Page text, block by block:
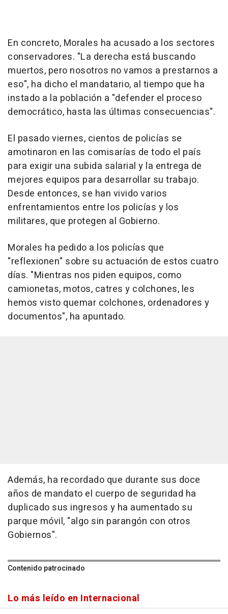
En concreto, Morales ha acusado a los sectores
conservadores. "La derecha está buscando
muertos, pero nosotros no vamos a prestarnos a
eso", ha dicho el mandatario, al tiempo que ha
instado a la población a "defender el proceso
democrático, hasta las últimas consecuencias".
El pasado viernes, cientos de policías se
amotinaron en las comisarías de todo el país
para exigir una subida salarial y la entrega de
mejores equipos para desarrollar su trabajo.
Desde entonces, se han vivido varios
enfrentamientos entre los policías y los
militares, que protegen al Gobierno.
Morales ha pedido a los policías que
"reflexionen" sobre su actuación de estos cuatro
días. "Mientras nos piden equipos, como
camionetas, motos, catres y colchones, les
hemos visto quemar colchones, ordenadores y
documentos", ha apuntado.
Además, ha recordado que durante sus doce
años de mandato el cuerpo de seguridad ha
duplicado sus ingresos y ha aumentado su
parque móvil, "algo sin parangón con otros
Gobiernos".
Contenido patrocinado
Lo más leído en Internacional